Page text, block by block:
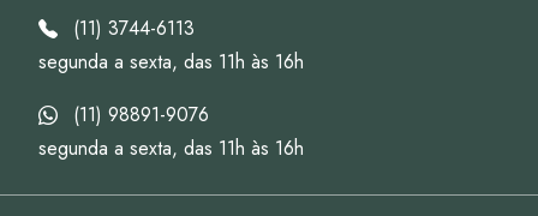
(11) 3744-6113
segunda a sexta, das 11h às 16h
(11) 98891-9076
segunda a sexta, das 11h às 16h